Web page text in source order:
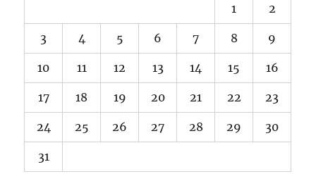
1 2
3 4 5 6 7 8 9
10 11 12 13 14 15 16
17 18 19 20 21 22 23
24 25 26 27 28 29 30
31